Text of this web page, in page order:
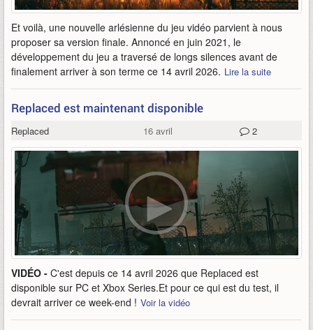
Et voilà, une nouvelle arlésienne du jeu vidéo parvient à nous
proposer sa version finale. Annoncé en juin 2021, le
développement du jeu a traversé de longs silences avant de
finalement arriver à son terme ce 14 avril 2026. Lire la suite
Replaced est maintenant disponible
Replaced 16 avril 2
VIDÉO - C'est depuis ce 14 avril 2026 que Replaced est
disponible sur PC et Xbox Series.Et pour ce qui est du test, il
devrait arriver ce week-end ! Voir la vidéo